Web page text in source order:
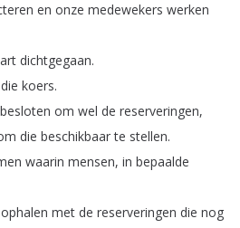
en onze medewekers werken
dichtgegaan.
die koers.
besloten om wel de reserveringen,
die beschikbaar te stellen.
waarin mensen, in bepaalde
ophalen met de reserveringen die nog